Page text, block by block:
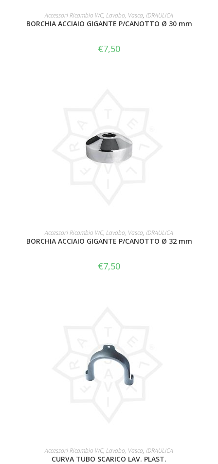
AGGIUNGI AL CARRELLO
Accessori Ricambio WC, Lavabo, Vasca, IDRAULICA
BORCHIA ACCIAIO GIGANTE P/CANOTTO Ø 30 mm
€7,50
AGGIUNGI AL CARRELLO
Accessori Ricambio WC, Lavabo, Vasca, IDRAULICA
BORCHIA ACCIAIO GIGANTE P/CANOTTO Ø 32 mm
€7,50
AGGIUNGI AL CARRELLO
Accessori Ricambio WC, Lavabo, Vasca, IDRAULICA
CURVA TUBO SCARICO LAV. PLAST.